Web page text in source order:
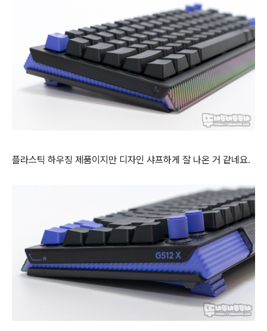
플라스틱 하우징 제품이지만 디자인 샤프하게 잘 나온 거 같네요.